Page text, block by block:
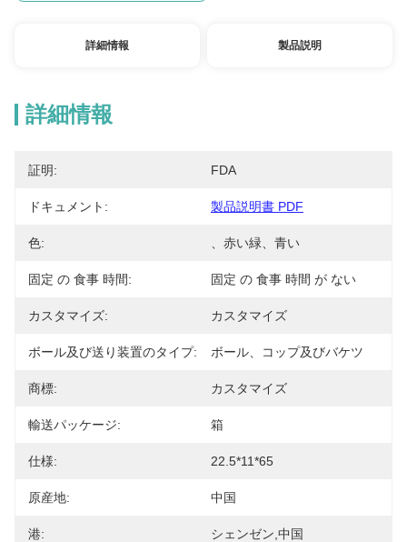
詳細情報 製品説明
詳細情報
証明: FDA
ドキュメント: 製品説明書 PDF
色: 、赤い緑、青い
固定 の 食事 時間: 固定 の 食事 時間 が ない
カスタマイズ: カスタマイズ
ボール及び送り装置のタイプ: ボール、コップ及びバケツ
商標: カスタマイズ
輸送パッケージ: 箱
仕様: 22.5*11*65
原産地: 中国
港: シェンゼン,中国